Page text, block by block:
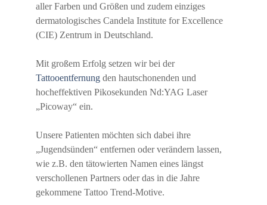
aller Farben und Größen und zudem einziges
dermatologisches Candela Institute for Excellence
(CIE) Zentrum in Deutschland.
Mit großem Erfolg setzen wir bei der
Tattooentfernung den hautschonenden und
hocheffektiven Pikosekunden Nd:YAG Laser
„Picoway“ ein.
Unsere Patienten möchten sich dabei ihre
„Jugendsünden“ entfernen oder verändern lassen,
wie z.B. den tätowierten Namen eines längst
verschollenen Partners oder das in die Jahre
gekommene Tattoo Trend-Motive.